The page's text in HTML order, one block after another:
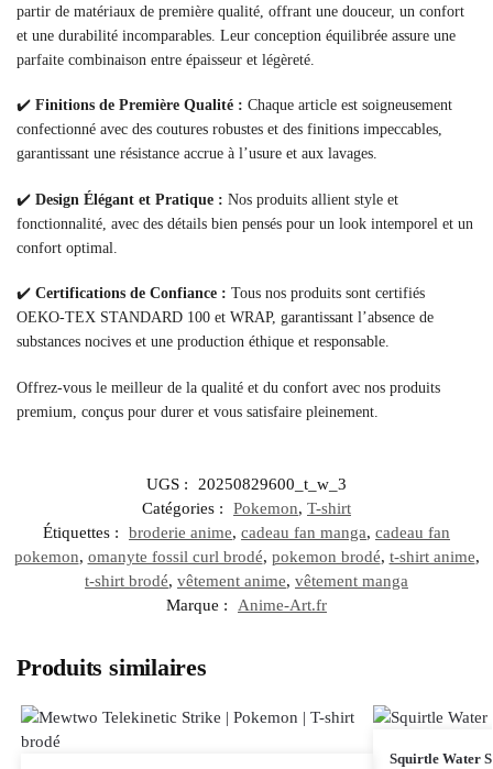
partir de matériaux de première qualité, offrant une douceur, un confort
et une durabilité incomparables. Leur conception équilibrée assure une
parfaite combinaison entre épaisseur et légèreté.
✔️ Finitions de Première Qualité : Chaque article est soigneusement
confectionné avec des coutures robustes et des finitions impeccables,
garantissant une résistance accrue à l’usure et aux lavages.
✔️ Design Élégant et Pratique : Nos produits allient style et
fonctionnalité, avec des détails bien pensés pour un look intemporel et un
confort optimal.
✔️ Certifications de Confiance : Tous nos produits sont certifiés
OEKO-TEX STANDARD 100 et WRAP, garantissant l’absence de
substances nocives et une production éthique et responsable.
Offrez-vous le meilleur de la qualité et du confort avec nos produits
premium, conçus pour durer et vous satisfaire pleinement.
UGS :
20250829600_t_w_3
Catégories :
Pokemon, T-shirt
Étiquettes :
broderie anime, cadeau fan manga, cadeau fan
pokemon, omanyte fossil curl brodé, pokemon brodé, t-shirt anime,
t-shirt brodé, vêtement anime, vêtement manga
Marque :
Anime-Art.fr
Produits similaires
Squirtle Water